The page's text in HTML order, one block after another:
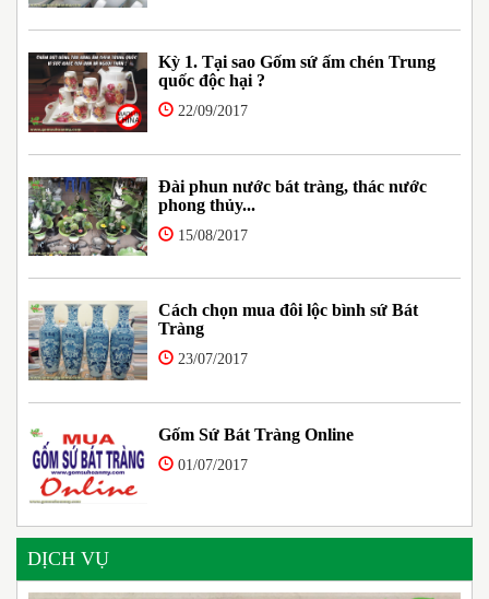
Kỳ 1. Tại sao Gốm sứ ấm chén Trung
quốc độc hại ?
22/09/2017
Đài phun nước bát tràng, thác nước
phong thủy...
15/08/2017
Cách chọn mua đôi lộc bình sứ Bát
Tràng
23/07/2017
Gốm Sứ Bát Tràng Online
01/07/2017
DỊCH VỤ